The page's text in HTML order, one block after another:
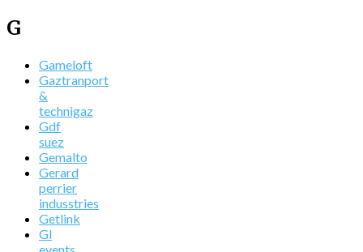
G
Gameloft
Gaztranport
&
technigaz
Gdf
suez
Gemalto
Gerard
perrier
indusstries
Getlink
Gl
events